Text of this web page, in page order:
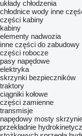
układy chłodzenia
chłodnice wody inne
części kabiny
kabiny
elementy nadwozia
inne części do zabudowy
części robocze
pasy napędowe
elektryka
skrzynki bezpieczników
traktory
ciągniki kołowe
części zamienne
transmisje
napędowy mosty
przekładnie